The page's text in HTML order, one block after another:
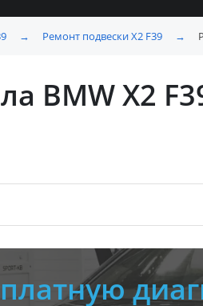
→ Ремонт подвески X2 F39 →
BMW X2